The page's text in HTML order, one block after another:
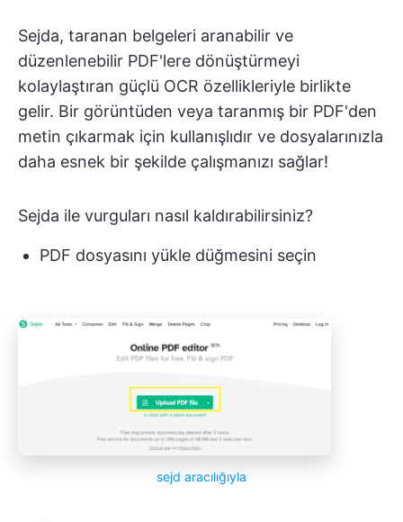
Sejda, taranan belgeleri aranabilir ve
düzenlenebilir PDF'lere dönüştürmeyi
kolaylaştıran güçlü OCR özellikleriyle birlikte
gelir. Bir görüntüden veya taranmış bir PDF'den
metin çıkarmak için kullanışlıdır ve dosyalarınızla
daha esnek bir şekilde çalışmanızı sağlar!
Sejda ile vurguları nasıl kaldırabilirsiniz?
PDF dosyasını yükle düğmesini seçin
sejd aracılığıyla